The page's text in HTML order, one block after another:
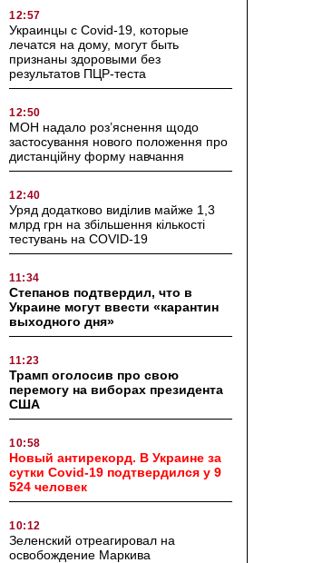
12:57
Украинцы с Covid-19, которые
лечатся на дому, могут быть
признаны здоровыми без
результатов ПЦР-теста
12:50
МОН надало роз’яснення щодо
застосування нового положення про
дистанційну форму навчання
12:40
Уряд додатково виділив майже 1,3
млрд грн на збільшення кількості
тестувань на COVID-19
11:34
Степанов подтвердил, что в
Украине могут ввести «карантин
выходного дня»
11:23
Трамп оголосив про свою
перемогу на виборах президента
США
10:58
Новый антирекорд. В Украине за
сутки Covid-19 подтвердился у 9
524 человек
10:12
Зеленский отреагировал на
освобождение Маркива